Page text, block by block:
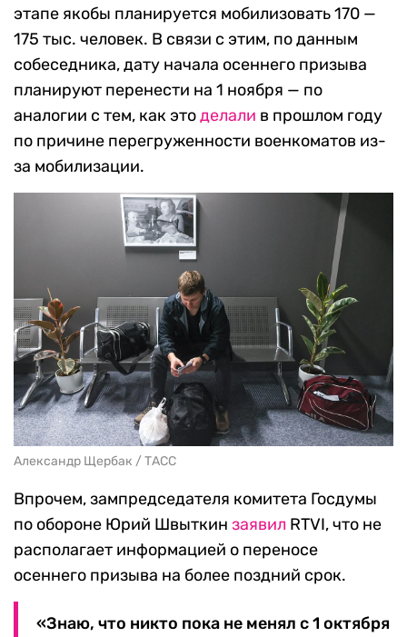
этапе якобы планируется мобилизовать 170 —
175 тыс. человек. В связи с этим, по данным
собеседника, дату начала осеннего призыва
планируют перенести на 1 ноября — по
аналогии с тем, как этоделали в прошлом году
по причине перегруженности военкоматов из-
за мобилизации.
Александр Щербак / ТАСС
Впрочем, зампредседателя комитета Госдумы
по обороне Юрий Швыткин заявил RTVI, что не
располагает информацией о переносе
осеннего призыва на более поздний срок.
«Знаю, что никто пока не менял с 1 октября